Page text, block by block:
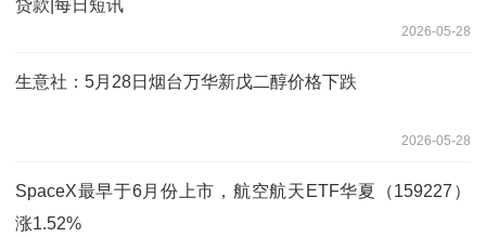
贷款|每日短讯
2026-05-28
生意社：5月28日烟台万华新戊二醇价格下跌
2026-05-28
SpaceX最早于6月份上市，航空航天ETF华夏（159227）
涨1.52%